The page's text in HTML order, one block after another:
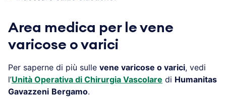
Area medica per le vene
varicose o varici
Per saperne di più sulle vene varicose o varici, vedi
l’Unità Operativa di Chirurgia Vascolare di Humanitas
Gavazzeni Bergamo.